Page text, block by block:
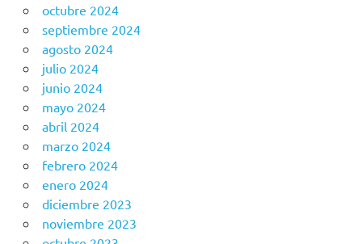
octubre 2024
septiembre 2024
agosto 2024
julio 2024
junio 2024
mayo 2024
abril 2024
marzo 2024
febrero 2024
enero 2024
diciembre 2023
noviembre 2023